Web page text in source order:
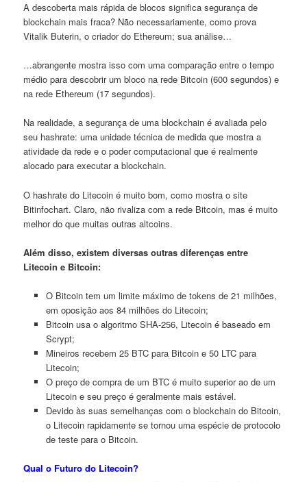
A descoberta mais rápida de blocos significa segurança de
blockchain mais fraca? Não necessariamente, como prova
Vitalik Buterin, o criador do Ethereum; sua análise…
…abrangente mostra isso com uma comparação entre o tempo
médio para descobrir um bloco na rede Bitcoin (600 segundos) e
na rede Ethereum (17 segundos).
Na realidade, a segurança de uma blockchain é avaliada pelo
seu hashrate: uma unidade técnica de medida que mostra a
atividade da rede e o poder computacional que é realmente
alocado para executar a blockchain.
O hashrate do Litecoin é muito bom, como mostra o site
Bitinfochart. Claro, não rivaliza com a rede Bitcoin, mas é muito
melhor do que muitas outras altcoins.
Além disso, existem diversas outras diferenças entre
Litecoin e Bitcoin:
O Bitcoin tem um limite máximo de tokens de 21 milhões,
em oposição aos 84 milhões do Litecoin;
Bitcoin usa o algoritmo SHA-256, Litecoin é baseado em
Scrypt;
Mineiros recebem 25 BTC para Bitcoin e 50 LTC para
Litecoin;
O preço de compra de um BTC é muito superior ao de um
Litecoin e seu preço é geralmente mais estável.
Devido às suas semelhanças com o blockchain do Bitcoin,
o Litecoin rapidamente se tornou uma espécie de protocolo
de teste para o Bitcoin.
Qual o Futuro do Litecoin?